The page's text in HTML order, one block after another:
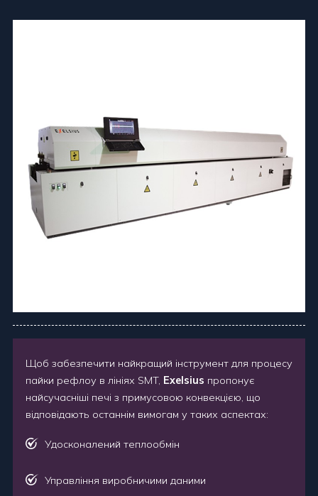
Щоб забезпечити найкращий інструмент для процесу
пайки рефлоу в лініях SMT, Exelsius пропонує
найсучасніші печі з примусовою конвекцією, що
відповідають останнім вимогам у таких аспектах:
Удосконалений теплообмін
Управління виробничими даними